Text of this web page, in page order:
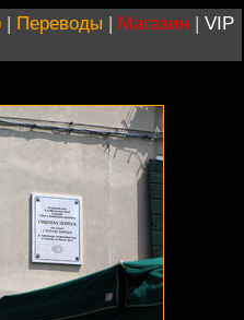
| Переводы | Магазин | VIP